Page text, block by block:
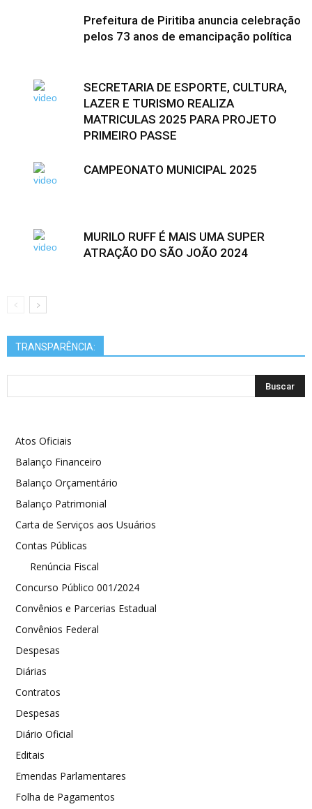
Prefeitura de Piritiba anuncia celebração
pelos 73 anos de emancipação política
SECRETARIA DE ESPORTE, CULTURA,
LAZER E TURISMO REALIZA
MATRICULAS 2025 PARA PROJETO
PRIMEIRO PASSE
CAMPEONATO MUNICIPAL 2025
MURILO RUFF É MAIS UMA SUPER
ATRAÇÃO DO SÃO JOÃO 2024
TRANSPARÊNCIA:
Atos Oficiais
Balanço Financeiro
Balanço Orçamentário
Balanço Patrimonial
Carta de Serviços aos Usuários
Contas Públicas
Renúncia Fiscal
Concurso Público 001/2024
Convênios e Parcerias Estadual
Convênios Federal
Despesas
Diárias
Contratos
Despesas
Diário Oficial
Editais
Emendas Parlamentares
Folha de Pagamentos